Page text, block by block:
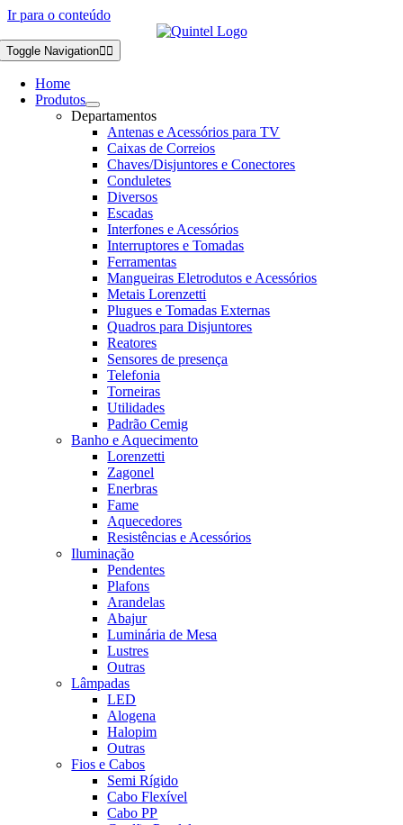
Ir para o conteúdo
Toggle Navigation
Home
Produtos
Departamentos
Antenas e Acessórios para TV
Caixas de Correios
Chaves/Disjuntores e Conectores
Conduletes
Diversos
Escadas
Interfones e Acessórios
Interruptores e Tomadas
Ferramentas
Mangueiras Eletrodutos e Acessórios
Metais Lorenzetti
Plugues e Tomadas Externas
Quadros para Disjuntores
Reatores
Sensores de presença
Telefonia
Torneiras
Utilidades
Padrão Cemig
Banho e Aquecimento
Lorenzetti
Zagonel
Enerbras
Fame
Aquecedores
Resistências e Acessórios
Iluminação
Pendentes
Plafons
Arandelas
Abajur
Luminária de Mesa
Lustres
Outras
Lâmpadas
LED
Alogena
Halopim
Outras
Fios e Cabos
Semi Rígido
Cabo Flexível
Cabo PP